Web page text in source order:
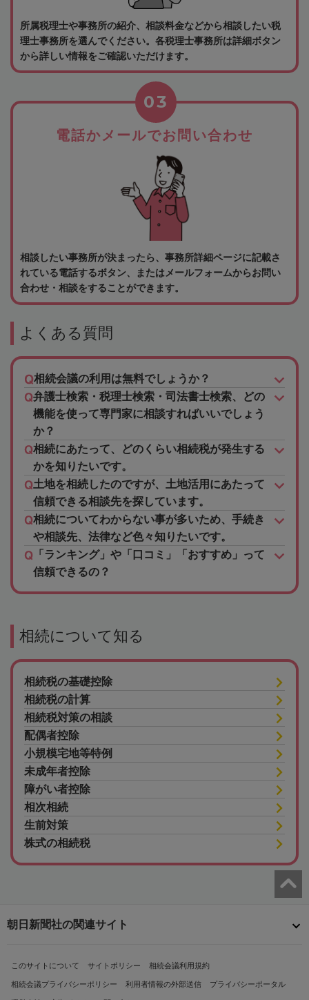
所属税理士や事務所の紹介、相談料金などから相談したい税
理士事務所を選んでください。各税理士事務所は詳細ボタン
から詳しい情報をご確認いただけます。
電話かメールでお問い合わせ
03
相談したい事務所が決まったら、事務所詳細ページに記載さ
れている電話するボタン、またはメールフォームからお問い
合わせ・相談をすることができます。
よくある質問
相続会議の利用は無料でしょうか？
弁護士検索・税理士検索・司法書士検索、どの
機能を使って専門家に相談すればいいでしょう
か？
相続にあたって、どのくらい相続税が発生する
かを知りたいです。
土地を相続したのですが、土地活用にあたって
信頼できる相談先を探しています。
相続についてわからない事が多いため、手続き
や相談先、法律など色々知りたいです。
「ランキング」や「口コミ」「おすすめ」って
信頼できるの？
相続について知る
相続税の基礎控除
相続税の計算
相続税対策の相談
配偶者控除
小規模宅地等特例
未成年者控除
障がい者控除
相次相続
生前対策
株式の相続税
朝日新聞社の関連サイト
このサイトについて サイトポリシー 相続会議利用規約
相続会議プライバシーポリシー 利用者情報の外部送信 プライバシーポータル